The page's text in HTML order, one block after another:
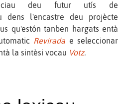
deu futur utís de
dens l'encastre deu projècte
qu'estón tanben hargats entà
Revirada e seleccionar
la sintèsi vocau Votz.